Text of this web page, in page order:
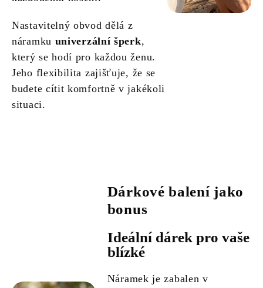
Nastavitelný obvod dělá z
náramku univerzální šperk,
který se hodí pro každou ženu.
Jeho flexibilita zajišťuje, že se
budete cítit komfortně v jakékoli
situaci.
Dárkové balení jako
bonus
Ideální dárek pro vaše
blízké
Náramek je zabalen v